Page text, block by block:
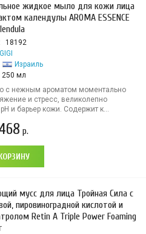
жидкое мыло для кожи лица
календулы AROMA ESSENCE
18192
GIGI
Израиль
250 мл
с нежным ароматом моментально
и стресс, великолепно
и барьер кожи. Содержит к...
р.
мусс для лица Тройная Сила с
пировиноградной кислотой и
Retin A Triple Power Foaming